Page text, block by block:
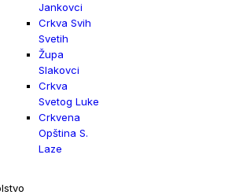
Jankovci
Crkva Svih
Svetih
Župa
Slakovci
Crkva
Svetog Luke
Crkvena
Opština S.
Laze